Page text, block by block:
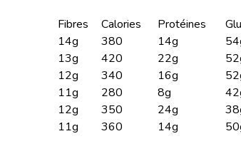
Fibres Calories Protéines
14g 380 14g
13g 420 22g
12g 340 16g
11g 280 8g
12g 350 24g
11g 360 14g